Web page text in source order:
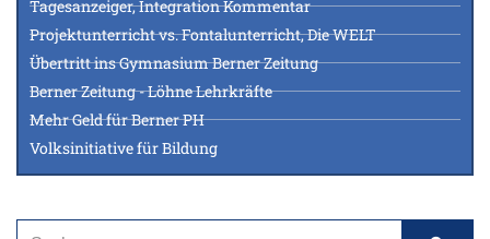
Tagesanzeiger, Integration Kommentar
Projektunterricht vs. Fontalunterricht, Die WELT
Übertritt ins Gymnasium Berner Zeitung
Berner Zeitung - Löhne Lehrkräfte
Mehr Geld für Berner PH
Volksinitiative für Bildung